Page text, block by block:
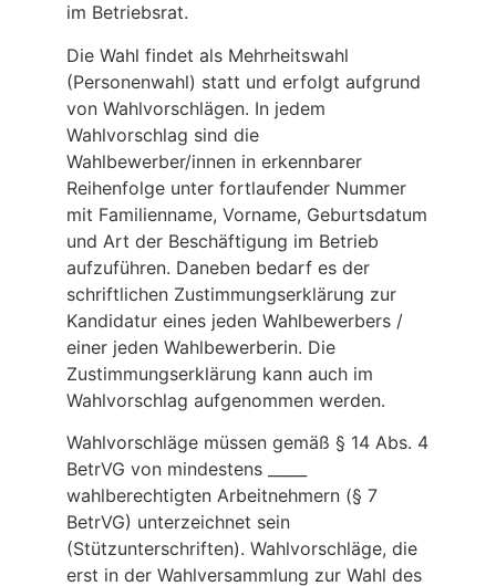
im Betriebsrat.
Die Wahl findet als Mehrheitswahl
(Personenwahl) statt und erfolgt aufgrund
von Wahlvorschlägen. In jedem
Wahlvorschlag sind die
Wahlbewerber/innen in erkennbarer
Reihenfolge unter fortlaufender Nummer
mit Familienname, Vorname, Geburtsdatum
und Art der Beschäftigung im Betrieb
aufzuführen. Daneben bedarf es der
schriftlichen Zustimmungserklärung zur
Kandidatur eines jeden Wahlbewerbers /
einer jeden Wahlbewerberin. Die
Zustimmungserklärung kann auch im
Wahlvorschlag aufgenommen werden.
Wahlvorschläge müssen gemäß § 14 Abs. 4
BetrVG von mindestens _____
wahlberechtigten Arbeitnehmern (§ 7
BetrVG) unterzeichnet sein
(Stützunterschriften). Wahlvorschläge, die
erst in der Wahlversammlung zur Wahl des